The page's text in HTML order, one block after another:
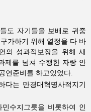
도 자기들을 보배로 귀중
가하기 위해 열정을 다 바
의 성과적보장을 위해 새
제를 넘쳐 수행한 자랑 안
연준비를 하고있었다.
다는 만경대혁명사적지기
수지그릇을 비롯하여 인